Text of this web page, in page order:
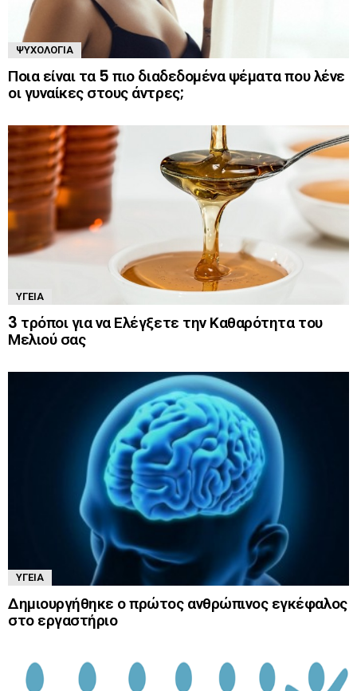
ΨΥΧΟΛΟΓΊΑ
Ποια είναι τα 5 πιο διαδεδομένα ψέματα που λένε
οι γυναίκες στους άντρες;
ΥΓΕΊΑ
3 τρόποι για να Ελέγξετε την Καθαρότητα του
Μελιού σας
ΥΓΕΊΑ
Δημιουργήθηκε ο πρώτος ανθρώπινος εγκέφαλος
στο εργαστήριο